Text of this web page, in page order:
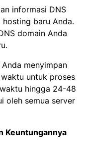
informasi DNS
baru Anda.
domain Anda
menyimpan
untuk proses
hingga 24-48
oleh semua server
Keuntungannya